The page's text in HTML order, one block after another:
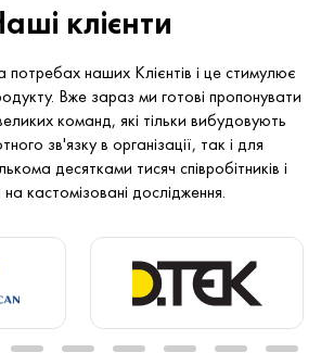
клієнти
наших Клієнтів і це стимулює
Вже зараз ми готові пропонувати
команд, які тільки вибудовують
зв'язку в організації, так і для
десятками тисяч співробітників і
кастомізовані дослідження.